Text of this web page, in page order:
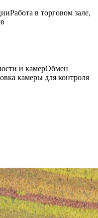
Работа в торговом зале,
и камерОбмен
камеры для контроля